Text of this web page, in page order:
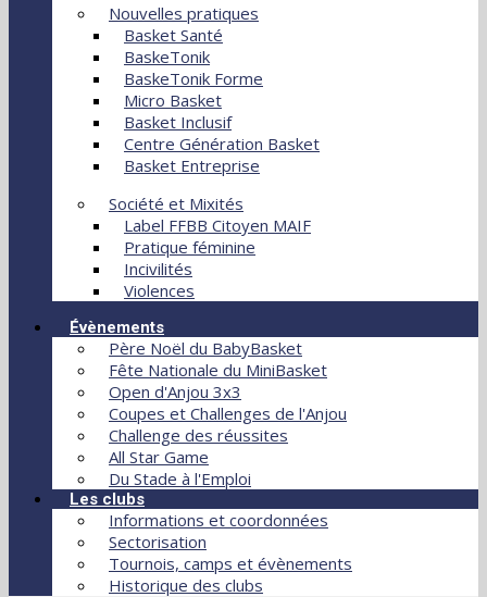
Nouvelles pratiques
Basket Santé
BaskeTonik
BaskeTonik Forme
Micro Basket
Basket Inclusif
Centre Génération Basket
Basket Entreprise
Société et Mixités
Label FFBB Citoyen MAIF
Pratique féminine
Incivilités
Violences
Évènements
Père Noël du BabyBasket
Fête Nationale du MiniBasket
Open d'Anjou 3x3
Coupes et Challenges de l'Anjou
Challenge des réussites
All Star Game
Du Stade à l'Emploi
Les clubs
Informations et coordonnées
Sectorisation
Tournois, camps et évènements
Historique des clubs